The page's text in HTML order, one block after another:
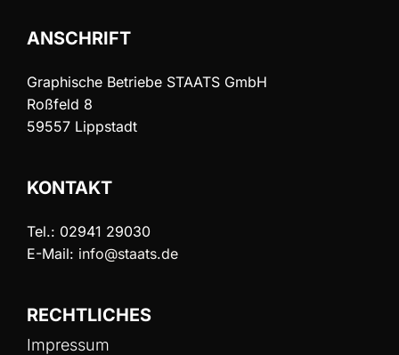
ANSCHRIFT
Graphische Betriebe STAATS GmbH
Roßfeld 8
59557 Lippstadt
KONTAKT
Tel.: 02941 29030
E-Mail: info@staats.de
RECHTLICHES
Impressum